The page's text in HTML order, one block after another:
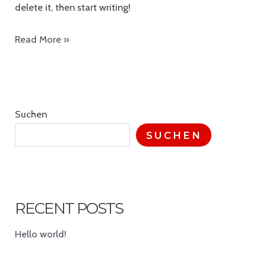
Suchen
SUCHEN
RECENT POSTS
Hello world!
delete it, then start writing!
Hello
Read More »